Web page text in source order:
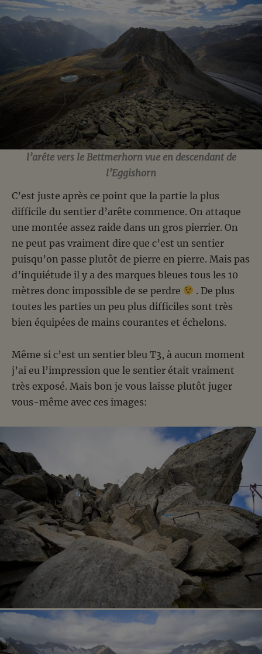
l’arête vers le Bettmerhorn vue en descendant de
l’Eggishorn
C’est juste après ce point que la partie la plus
difficile du sentier d’arête commence. On attaque
une montée assez raide dans un gros pierrier. On
ne peut pas vraiment dire que c’est un sentier
puisqu’on passe plutôt de pierre en pierre. Mais pas
d’inquiétude il y a des marques bleues tous les 10
mètres donc impossible de se perdre
. De plus
toutes les parties un peu plus difficiles sont très
bien équipées de mains courantes et échelons.
Même si c’est un sentier bleu T3, à aucun moment
j’ai eu l’impression que le sentier était vraiment
très exposé. Mais bon je vous laisse plutôt juger
vous-même avec ces images: